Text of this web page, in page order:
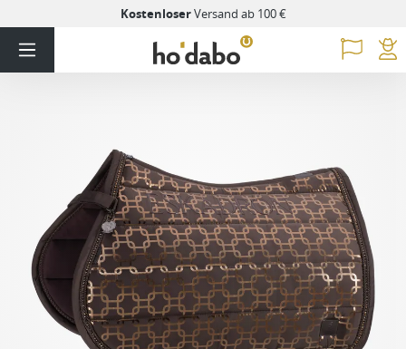
KostenloserVersand ab 100 €